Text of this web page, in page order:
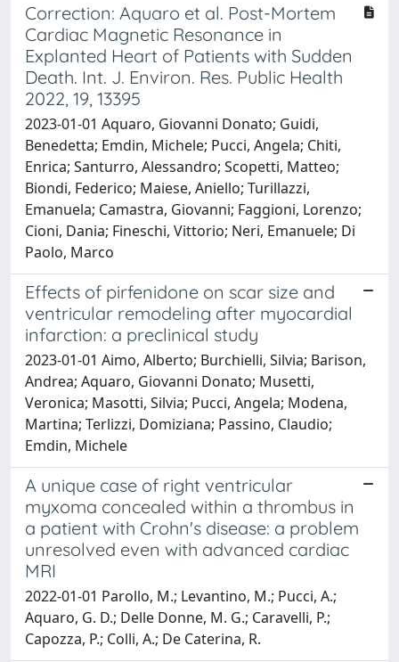
Correction: Aquaro et al. Post-Mortem
Cardiac Magnetic Resonance in
Explanted Heart of Patients with Sudden
Death. Int. J. Environ. Res. Public Health
2022, 19, 13395
2023-01-01 Aquaro, Giovanni Donato; Guidi,
Benedetta; Emdin, Michele; Pucci, Angela; Chiti,
Enrica; Santurro, Alessandro; Scopetti, Matteo;
Biondi, Federico; Maiese, Aniello; Turillazzi,
Emanuela; Camastra, Giovanni; Faggioni, Lorenzo;
Cioni, Dania; Fineschi, Vittorio; Neri, Emanuele; Di
Paolo, Marco
Effects of pirfenidone on scar size and
ventricular remodeling after myocardial
infarction: a preclinical study
2023-01-01 Aimo, Alberto; Burchielli, Silvia; Barison,
Andrea; Aquaro, Giovanni Donato; Musetti,
Veronica; Masotti, Silvia; Pucci, Angela; Modena,
Martina; Terlizzi, Domiziana; Passino, Claudio;
Emdin, Michele
A unique case of right ventricular
myxoma concealed within a thrombus in
a patient with Crohn's disease: a problem
unresolved even with advanced cardiac
MRI
2022-01-01 Parollo, M.; Levantino, M.; Pucci, A.;
Aquaro, G. D.; Delle Donne, M. G.; Caravelli, P.;
Capozza, P.; Colli, A.; De Caterina, R.